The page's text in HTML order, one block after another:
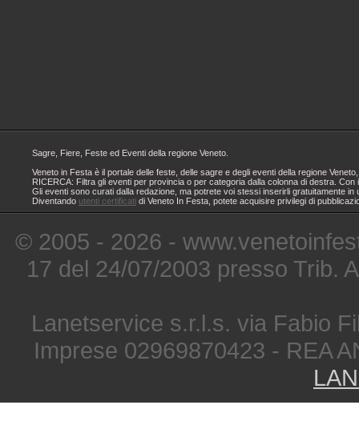
Sagre, Fiere, Feste ed Eventi della regione Veneto.
Veneto in Festa è il portale delle feste, delle sagre e degli eventi della regione
RICERCA: Filtra gli eventi per provincia o per categoria dalla colonna di destra.
Gli eventi sono curati dalla redazione, ma potrete voi stessi inserirli gratuitamente
Diventando utenti certificati di Veneto In Festa, potete acquisire privilegi di
© 2005 - 2026 -
17 del 24/07/2003 presso Trib.
Lanetservice s.r.l.s. via Fabio
Imprese 02969870423 - REA